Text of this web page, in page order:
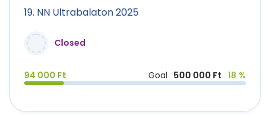
19. NN Ultrabalaton 2025
Closed
94 000 Ft Goal 500 000 Ft 18 %